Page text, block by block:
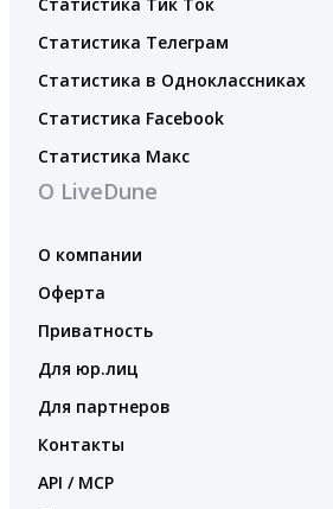
Статистика Телеграм
Статистика в Одноклассниках
Статистика Facebook
Статистика Макс
О LiveDune
О компании
Оферта
Приватность
Для юр.лиц
Для партнеров
Контакты
API / MCP